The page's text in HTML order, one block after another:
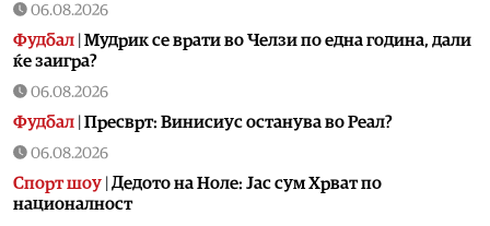
06.08.2026
Фудбал | Мудрик се врати во Челзи по една година, дали
ќе заигра?
06.08.2026
Фудбал | Пресврт: Винисиус останува во Реал?
06.08.2026
Спорт шоу | Дедото на Ноле: Јас сум Хрват по
националност